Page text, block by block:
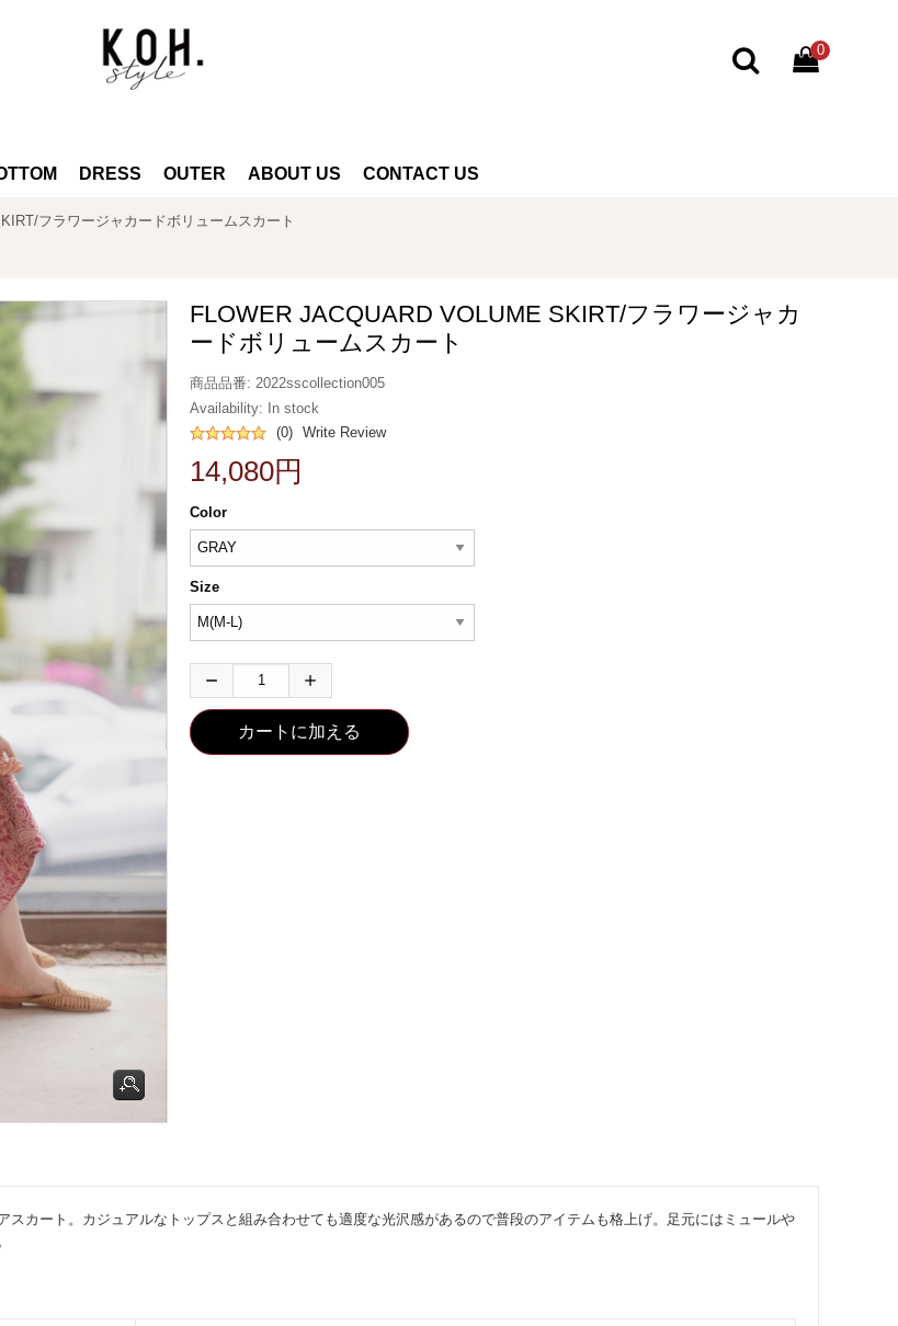
DRESS OUTER ABOUT US CONTACT US
0
フラワージャカードボリュームスカート
FLOWER JACQUARD VOLUME SKIRT/フラワージャカ
ードボリュームスカート
商品品番: 2022sscollection005
Availability: In stock
(0) Write Review
14,080円
Color
Size
カート。カジュアルなトップスと組み合わせても適度な光沢感があるので普段のアイテムも格上げ。足元にはミュールや